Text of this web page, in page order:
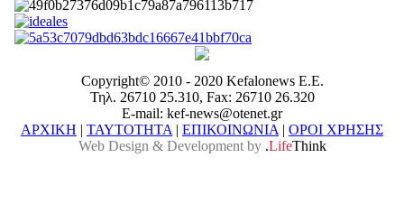
Copyright© 2010 - 2020 Kefalonews Ε.E.
Τηλ. 26710 25.310, Fax: 26710 26.320
E-mail: kef-news@otenet.gr
ΑΡΧΙΚΗ | ΤΑΥΤΟΤΗΤΑ | ΕΠΙΚΟΙΝΩΝΙΑ | ΟΡΟΙ ΧΡΗΣΗΣ
Web Design & Development by .LifeThink